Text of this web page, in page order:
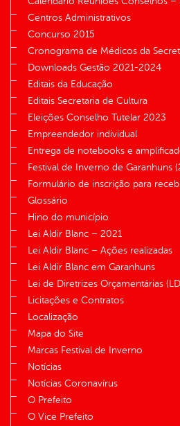
Centros Administrativos
Concurso 2015
Cronograma de Médicos da
Downloads Gestão 2021-2024
Editais da Educação
Editais Secretaria de Cultura
Eleições Conselho Tutelar 2023
Empreendedor individual
Entrega de notebooks e
Festival de Inverno de Garanhuns
Formulário de inscrição para
Glossário
Hino do município
Lei Aldir Blanc – 2021
Lei Aldir Blanc – Ações realizadas
Lei Aldir Blanc em Garanhuns
Lei de Diretrizes Orçamentárias
Licitações e Contratos
Localização
Mapa do Site
Marcas Festival de Inverno
Notícias
Notícias Coronavírus
O Prefeito
O Vice Prefeito